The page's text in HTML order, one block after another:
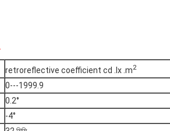
retroreflective coefficient cd .lx .m2
0---1999.9
0.2°
-4°